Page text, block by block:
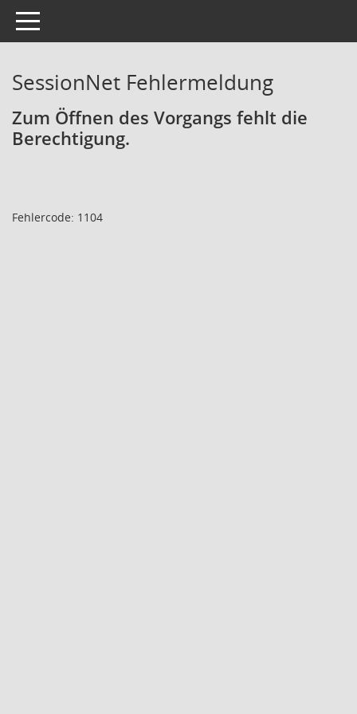
Toggle navigation
SessionNet Fehlermeldung
Zum Öffnen des Vorgangs fehlt die
Berechtigung.
Fehlercode: 1104